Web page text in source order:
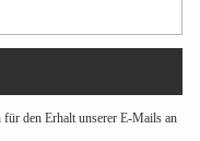
den Erhalt unserer E-Mails an